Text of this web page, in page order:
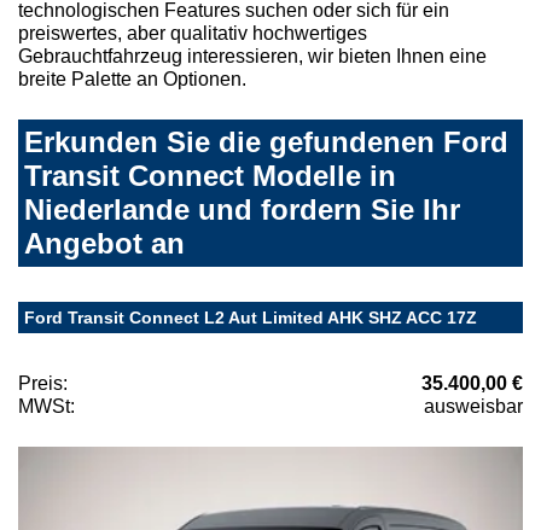
technologischen Features suchen oder sich für ein
preiswertes, aber qualitativ hochwertiges
Gebrauchtfahrzeug interessieren, wir bieten Ihnen eine
breite Palette an Optionen.
Erkunden Sie die gefundenen Ford
Transit Connect Modelle in
Niederlande und fordern Sie Ihr
Angebot an
Ford Transit Connect L2 Aut Limited AHK SHZ ACC 17Z
Preis:
35.400,00 €
MWSt:
ausweisbar